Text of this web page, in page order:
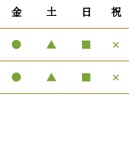
金 土 日 祝
● ▲ ■ ✕
● ▲ ■ ✕